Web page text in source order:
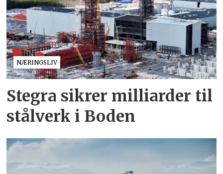
NÆRINGSLIV
Stegra sikrer milliarder til
stålverk i Boden